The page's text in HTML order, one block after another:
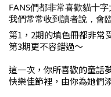
FANS們都非常喜歡貓十字
我們常常收到讀者說，會
第1，2期的填色冊都非常
第3期更不容錯過～
這一次，你所喜歡的童話
快樂佳節裡，由你為她們